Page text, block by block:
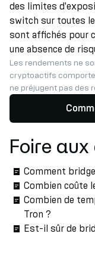
des limites
switch sur toutes
sont affichés pour
une absence de
Les rendements ne
cryptoactifs
ne préjugent pas des
Foire
Comment
Combien coûte
Combien de
Tron ?
Est-il sûr de